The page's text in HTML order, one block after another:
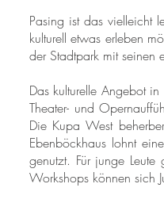
Pasing ist das vielleicht
kulturell etwas erleben
der Stadtpark mit
Das kulturelle Angebot
Theater- und
Die Kupa West
Ebenböckhaus lohnt
genutzt. Für junge
Workshops können sich